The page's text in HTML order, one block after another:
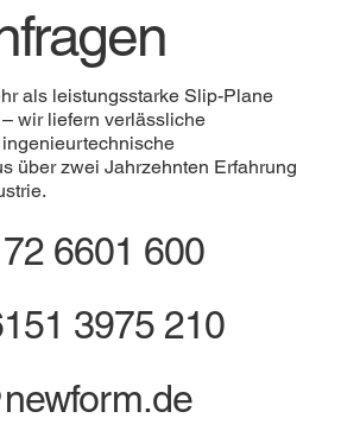
als leistungsstarke Slip-Plane
wir liefern verlässliche
über zwei Jahrzehnten Erfahrung
6601 600
3975 210